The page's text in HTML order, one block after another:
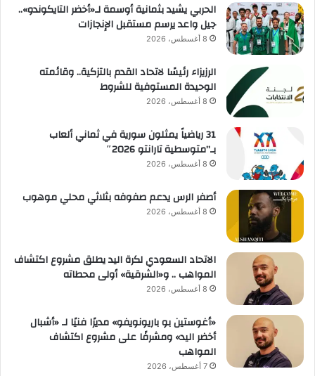
الحربي يشيد بثمانية أوسمة لـ«أخضر التايكوندو»..
جيل واعد يرسم مستقبل الإنجازات
8 أغسطس، 2026
الرزيزاء رئيسًا لاتحاد القدم بالتزكية.. وقائمته
الوحيدة المستوفية للشروط
8 أغسطس، 2026
31 رياضياً يمثلون سورية في ثماني ألعاب
بـ”متوسطية تارانتو 2026″
8 أغسطس، 2026
أصفر الرس يدعم صفوفه بثلاثي محلي موهوب
8 أغسطس، 2026
الاتحاد السعودي لكرة اليد يطلق مشروع اكتشاف
المواهب .. و«الشرقية» أولى محطاته
8 أغسطس، 2026
«أغوستين بو باريونويفو» مديرًا فنيًا لـ «أشبال
أخضر اليد» ومشرفًا على مشروع اكتشاف
المواهب
7 أغسطس، 2026